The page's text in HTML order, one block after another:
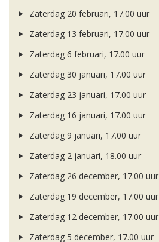
Zaterdag 20 februari, 17.00 uur
Zaterdag 13 februari, 17.00 uur
Zaterdag 6 februari, 17.00 uur
Zaterdag 30 januari, 17.00 uur
Zaterdag 23 januari, 17.00 uur
Zaterdag 16 januari, 17.00 uur
Zaterdag 9 januari, 17.00 uur
Zaterdag 2 januari, 18.00 uur
Zaterdag 26 december, 17.00 uur
Zaterdag 19 december, 17.00 uur
Zaterdag 12 december, 17.00 uur
Zaterdag 5 december, 17.00 uur